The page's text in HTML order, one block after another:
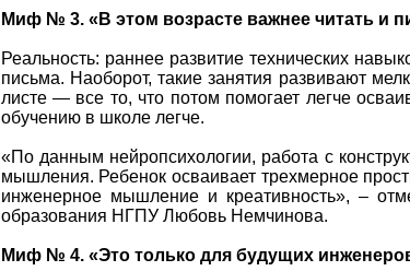
Миф № 3. «В этом возрасте важнее читать и
Реальность: раннее развитие технических
письма. Наоборот, такие занятия развивают
листе — все то, что потом помогает легче
обучению в школе легче.
«По данным нейропсихологии, работа с
мышления. Ребенок осваивает трехмерное
инженерное мышление и креативность», –
образования НГПУ Любовь Немчинова.
Миф № 4. «Это только для будущих